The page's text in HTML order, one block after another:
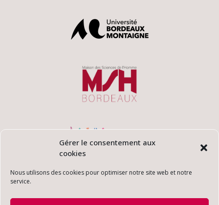
Gérer le consentement aux
cookies
Nous utilisons des cookies pour optimiser notre site web et notre
service.